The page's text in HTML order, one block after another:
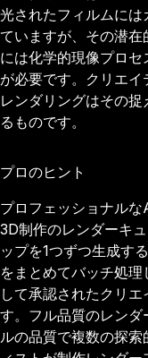
光されたフィルムに
ていますが、その潜
には化学的現像プロセ
が必要です。クリエイ
レンダリングはその
るものです。
プロのヒント
プロフェッショナル
3D制作のレンダーキ
ップを1つずつ生成す
をまとめてバッチ処
して承認されたクリ
す。フル品質のレン
ルの品質で複数の探